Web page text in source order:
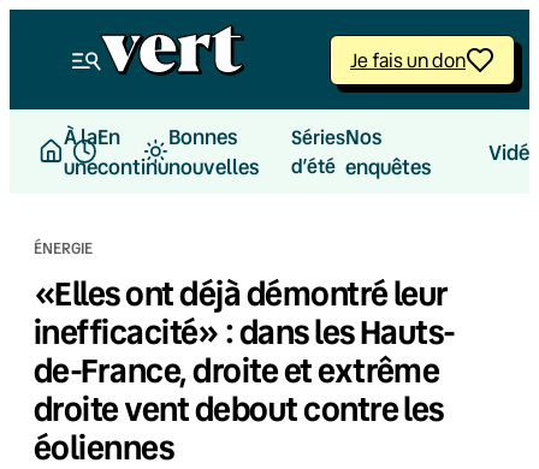
Je fais un don
À la
une
En
continu
Bonnes
nouvelles
Séries
d’été
Nos
enquêtes
ÉNERGIE
«Elles ont déjà démontré leur
inefficacité» : dans les Hauts-
de-France, droite et extrême
droite vent debout contre les
éoliennes